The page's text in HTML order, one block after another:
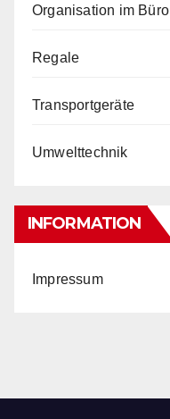
Organisation im Büro
Regale
Transportgeräte
Umwelttechnik
INFORMATION
Impressum